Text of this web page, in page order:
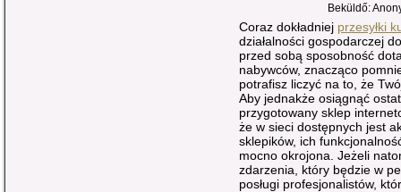
Beküldő:
Coraz dokładniej przesyłki
działalności gospodarczej
przed sobą sposobność
nabywców, znacząco
potrafisz liczyć na to, że
Aby jednakże osiągnąć
przygotowany sklep
że w sieci dostępnych jest
sklepików, ich
mocno okrojona. Jeżeli
zdarzenia, który będzie w
posługi profesjonalistów,